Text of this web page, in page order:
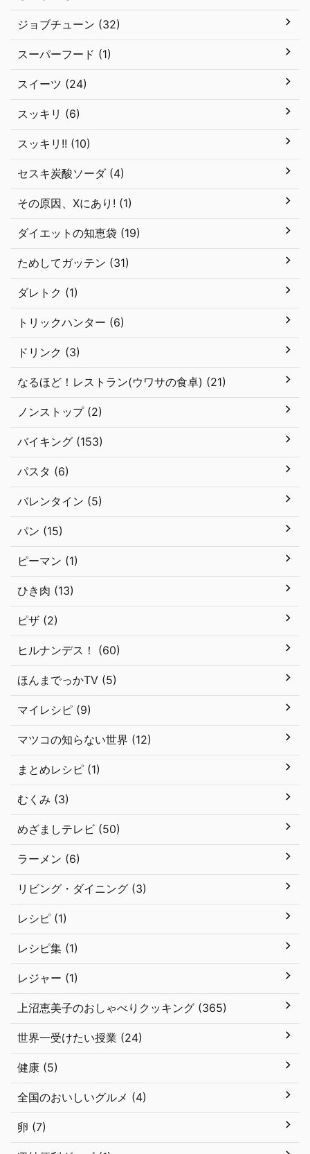
ジョブチューン (32)
スーパーフード (1)
スイーツ (24)
スッキリ (6)
スッキリ!! (10)
セスキ炭酸ソーダ (4)
その原因、Xにあり! (1)
ダイエットの知恵袋 (19)
ためしてガッテン (31)
ダレトク (1)
トリックハンター (6)
ドリンク (3)
なるほど！レストラン(ウワサの食卓) (21)
ノンストップ (2)
バイキング (153)
パスタ (6)
バレンタイン (5)
パン (15)
ピーマン (1)
ひき肉 (13)
ピザ (2)
ヒルナンデス！ (60)
ほんまでっかTV (5)
マイレシピ (9)
マツコの知らない世界 (12)
まとめレシピ (1)
むくみ (3)
めざましテレビ (50)
ラーメン (6)
リビング・ダイニング (3)
レシピ (1)
レシピ集 (1)
レジャー (1)
上沼恵美子のおしゃべりクッキング (365)
世界一受けたい授業 (24)
健康 (5)
全国のおいしいグルメ (4)
卵 (7)